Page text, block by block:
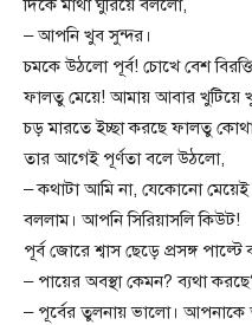
দিকে মাথা ঘুরিয়ে বললো,
– আপনি খুব সুন্দর।
চমকে উঠলো পূর্ব! চোখে বেশ
ফালতু মেয়ে! আমায় আবার খুটিয়ে
চড় মারতে ইচ্ছা করছে ফালতু
তার আগেই পূর্ণতা বলে উঠলো,
– কথাটা আমি না, যেকোনো
বললাম। আপনি সিরিয়াসলি কিউট!
পূর্ব জোরে শ্বাস ছেড়ে প্রসঙ্গ
– পায়ের অবস্থা কেমন? ব্যথা
– পূর্বের তুলনায় ভালো।